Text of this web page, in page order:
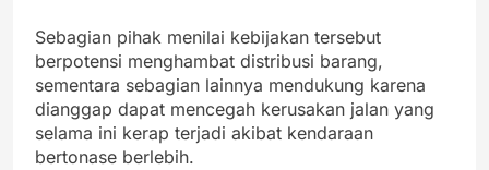
Sebagian pihak menilai kebijakan tersebut
berpotensi menghambat distribusi barang,
sementara sebagian lainnya mendukung karena
dianggap dapat mencegah kerusakan jalan yang
selama ini kerap terjadi akibat kendaraan
bertonase berlebih.